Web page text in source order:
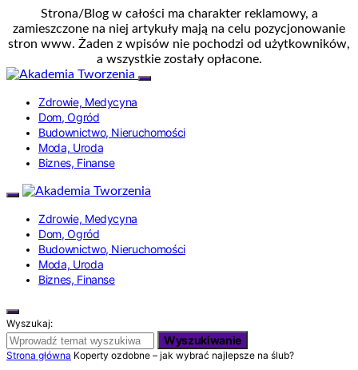
Strona/Blog w całości ma charakter reklamowy, a
zamieszczone na niej artykuły mają na celu pozycjonowanie
stron www. Żaden z wpisów nie pochodzi od użytkowników,
a wszystkie zostały opłacone.
Zdrowie, Medycyna
Dom, Ogród
Budownictwo, Nieruchomości
Moda, Uroda
Biznes, Finanse
Zdrowie, Medycyna
Dom, Ogród
Budownictwo, Nieruchomości
Moda, Uroda
Biznes, Finanse
Wyszukaj:
Wyszukiwanie
Strona główna Koperty ozdobne – jak wybrać najlepsze na ślub?